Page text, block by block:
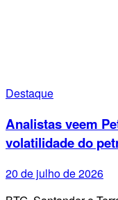
Destaque
Analistas veem
volatilidade do
20 de julho de 2026